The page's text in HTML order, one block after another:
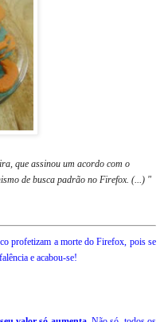
que assinou um acordo com o
de busca padrão no Firefox. (...) "
profetizam a morte do Firefox, pois se
e acabou-se!